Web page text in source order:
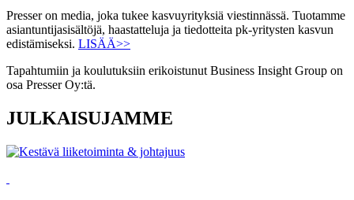
Presser on media, joka tukee kasvuyrityksiä viestinnässä. Tuotamme
asiantuntijasisältöjä, haastatteluja ja tiedotteita pk-yritysten kasvun
edistämiseksi. LISÄÄ>>
Tapahtumiin ja koulutuksiin erikoistunut Business Insight Group on
osa Presser Oy:tä.
JULKAISUJAMME